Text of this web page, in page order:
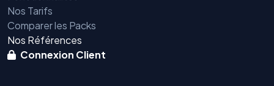
Nos Tarifs
Comparer les Packs
Nos Références
Connexion Client